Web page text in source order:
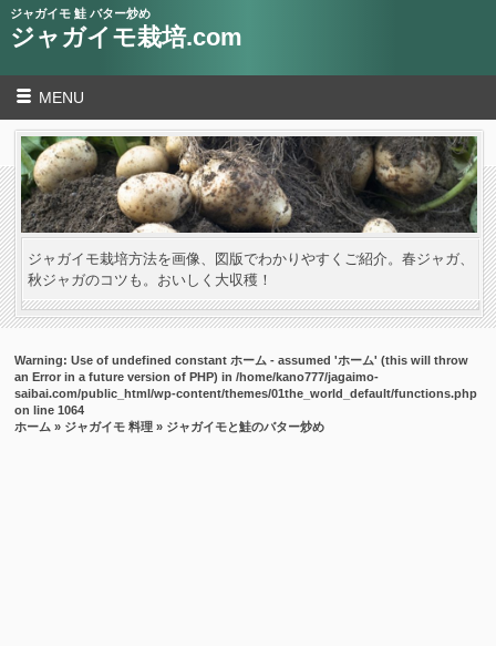
ジャガイモ 鮭 バター炒め
ジャガイモ栽培.com
MENU
ジャガイモ栽培方法を画像、図版でわかりやすくご紹介。春ジャガ、
秋ジャガのコツも。おいしく大収穫！
Warning: Use of undefined constant ホーム - assumed 'ホーム' (this will throw
an Error in a future version of PHP) in/home/kano777/jagaimo-
saibai.com/public_html/wp-content/themes/01the_world_default/functions.php
on line1064
ホーム » ジャガイモ 料理 » ジャガイモと鮭のバター炒め